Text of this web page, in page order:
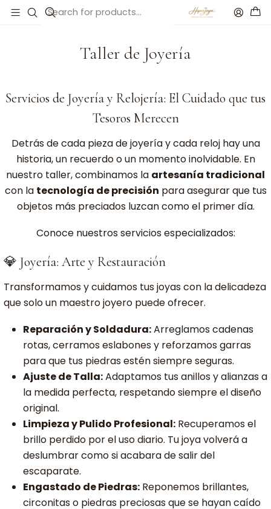
Início Taller de Joyería
Taller de Joyería
Servicios de Joyería y Relojería: El Cuidado que tus
Tesoros Merecen
Detrás de cada pieza de joyería y cada reloj hay una
historia, un recuerdo o un momento inolvidable. En
nuestro taller, combinamos la artesanía tradicional
con la tecnología de precisión para asegurar que tus
objetos más preciados luzcan como el primer día.
Conoce nuestros servicios especializados:
💎 Joyería: Arte y Restauración
Transformamos y cuidamos tus joyas con la delicadeza
que solo un maestro joyero puede ofrecer.
Reparación y Soldadura:Arreglamos cadenas
rotas, cerramos eslabones y reforzamos garras
para que tus piedras estén siempre seguras.
Ajuste de Talla:Adaptamos tus anillos y alianzas a
la medida perfecta, respetando siempre el diseño
original.
Limpieza y Pulido Profesional: Recuperamos el
brillo perdido por el uso diario. Tu joya volverá a
deslumbrar como si acabara de salir del
escaparate.
Engastado de Piedras: Reponemos brillantes,
circonitas o piedras preciosas que se hayan caído